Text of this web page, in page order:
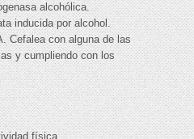
alcohólica.
inducida por alcohol.
Cefalea con alguna de las
y cumpliendo con los
física.